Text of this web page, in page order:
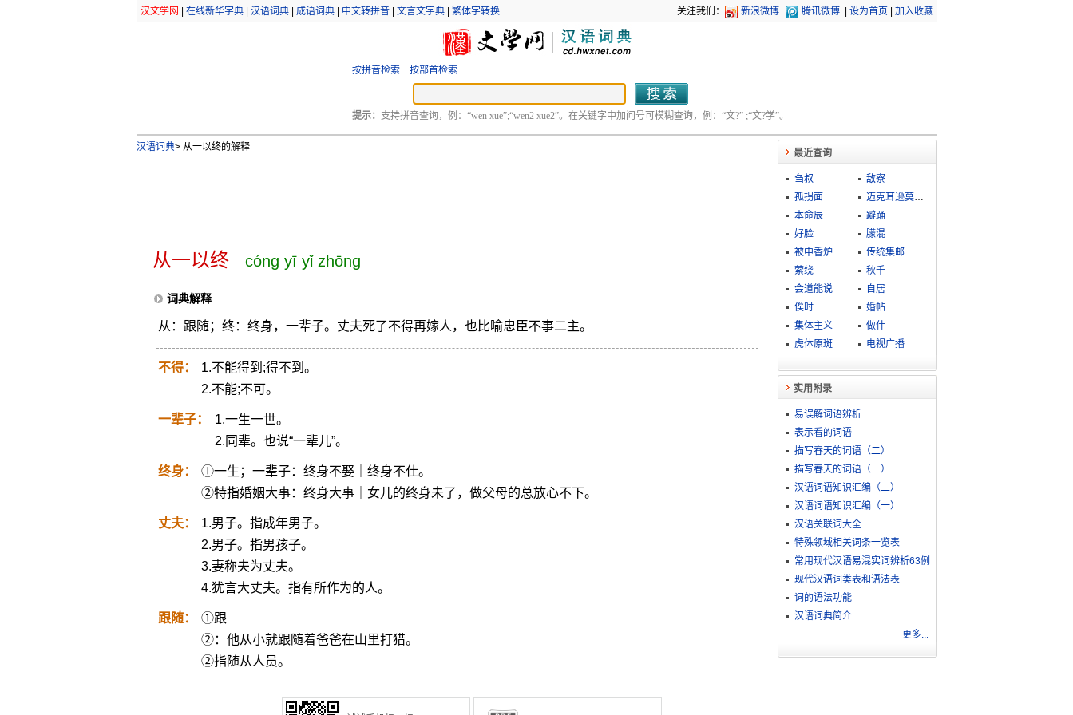
汉文学网 在线新华字典| 汉语词典| 成语词典| 中文转拼音| 文言文字典| 繁体字转换 关注我们： 新浪微博 腾讯微博 设为首页 加入收藏
按拼音检索 按部首检索
提示： 支持拼音查询，例：“wen xue”;“wen2 xue2”。在关键字中加问号可模糊查询，例：“文?” ;“文?学”。
汉语词典>从一以终的解释
从一以终 cóng yī yǐ zhōng
词典解释
从：跟随；终：终身，一辈子。丈夫死了不得再嫁人，也比喻忠臣不事二主。
不得：
1.不能得到;得不到。
2.不能;不可。
一辈子：
1.一生一世。
2.同辈。也说“一辈儿”。
终身：
①一生；一辈子：终身不娶｜终身不仕。
②特指婚姻大事：终身大事｜女儿的终身未了，做父母的总放心不下。
丈夫：
1.男子。指成年男子。
2.男子。指男孩子。
3.妻称夫为丈夫。
4.犹言大丈夫。指有所作为的人。
跟随：
①跟
②：他从小就跟随着爸爸在山里打猎。
②指随从人员。
最近查询
刍叔
敌寮
孤拐面
迈克耳逊莫雷实验
本命辰
躃踊
好脸
朦混
被中香炉
传统集邮
萦绕
秋千
会道能说
自居
俟时
婚帖
集体主义
做什
虎体原斑
电视广播
实用附录
易误解词语辨析
表示看的词语
描写春天的词语（二）
描写春天的词语（一）
汉语词语知识汇编（二）
汉语词语知识汇编（一）
汉语关联词大全
特殊领域相关词条一览表
常用现代汉语易混实词辨析63例
现代汉语词类表和语法表
词的语法功能
汉语词典简介
更多...